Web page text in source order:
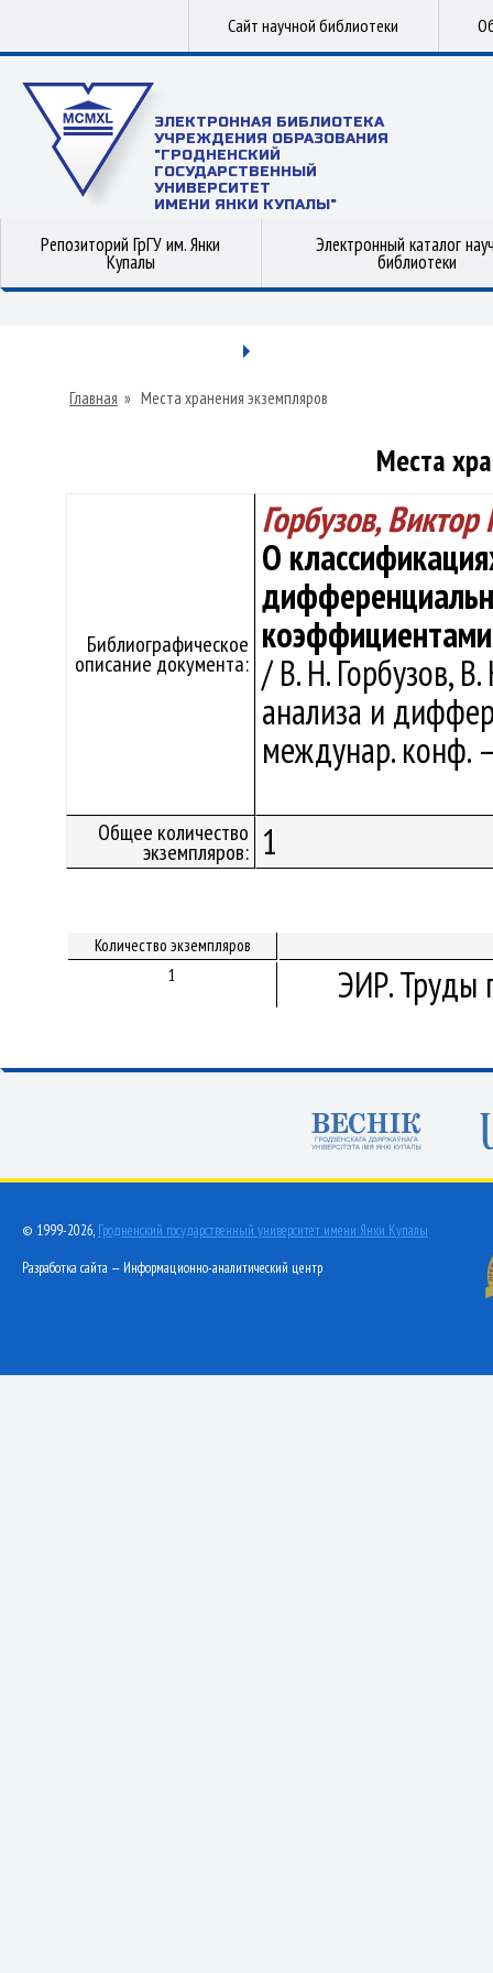
Сайт научной библиотеки
ЭЛЕКТРОННАЯ БИБЛИОТЕКА
УЧРЕЖДЕНИЯ ОБРАЗОВАНИЯ
"ГРОДНЕНСКИЙ
ГОСУДАРСТВЕННЫЙ
УНИВЕРСИТЕТ
ИМЕНИ ЯНКИ КУПАЛЫ"
Репозиторий ГрГУ им. Янки
Купалы
Электронный каталог
библиотеки
Главная » Места хранения экземпляров
Места
Библиографическое
описание документа:
Горбузов,
О
коэффициентами
/ В. Н. Горбузов,
анализа и
междунар. конф.
Общее количество
экземпляров: 1
Количество экземпляров
1
ЭИР. Труды
© 1999-2026, Гродненский государственный университет имени Янки Купалы
Разработка сайта — Информационно-аналитический центр